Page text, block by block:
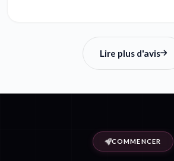
Lire plus d'avis
COMMENCER